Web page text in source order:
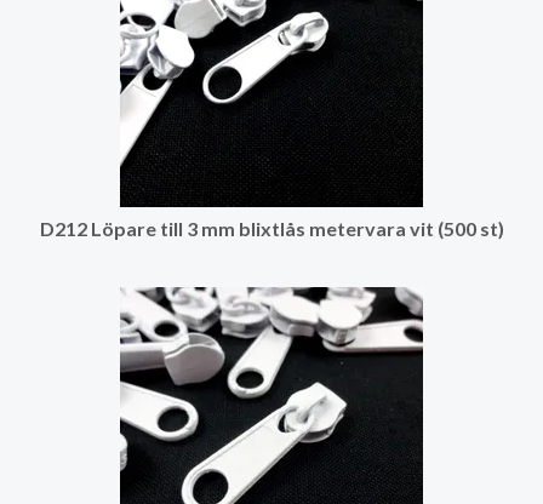
D212 Löpare till 3 mm blixtlås metervara vit (500 st)